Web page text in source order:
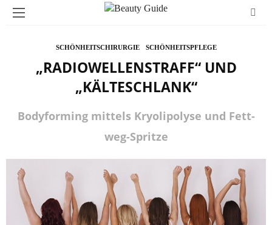
SCHÖNHEITSCHIRURGIE SCHÖNHEITSPFLEGE
„RADIOWELLENSTRAFF“ UND
„KÄLTESCHLANK“
Bodyforming mittels Kryolipolyse und Fett-
weg-Spritze